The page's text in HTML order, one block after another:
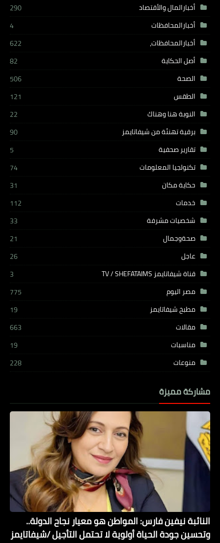
أخبارالمال والأقتصاد
290
أخبارالمحافظات
4
أخبارالمحافظات،
622
أصل الحكاية
82
الصحة
506
الطقس
121
النوبة هنا وهناك
22
برقية تهنئة من شيفاتايمز
90
تقارير صحفية
5
تكنولجيا المعلومات
74
حكاية مكان
31
خدمات
112
شخصيات مشرفة
33
صحةوجمال
21
عاجل
26
قناة شيفاتايمز TV / SHEFATAIMS
3
مصر اليوم
775
مطبخ شيفاتايمز
19
مقالات
663
مناسبات
19
منوعات
228
مشاركة مميزة
النائبة نيفين فارس: المواطن هو معيار نجاح الدولة..
وتحسين جودة الحياة أولوية لا تحتمل التأجيل /شيفاتايمز